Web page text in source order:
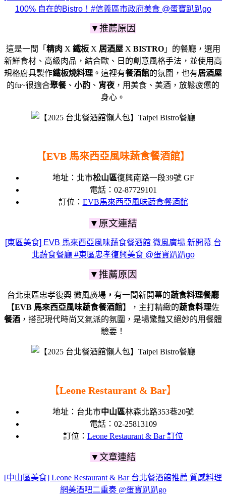
100% 自在的Bistro！#信義區市政府美食 @蛋寶趴趴go
▼推薦原因
這是一間 「 精肉 X 鐵板X 居酒屋X BISTRO」的餐廳， 選用
新鮮食材、高級肉品，結合歐、日的創意風格手法， 並使用高
規格廚具製作鐵板燒料理 。 這裡有餐酒館的氛圍，也有居酒屋
的fu~很適合聚餐、 小酌 、 宵夜 ， 用美食、美酒，放鬆疲憊的
身心。
【EVB 馬來西亞風味蔬食餐酒館】
地址： 北市松山區復興南路一段39號 GF
電話： 02-87729101
訂位： EVB馬來西亞風味蔬食餐酒館
▼原文連結
[東區美食] EVB 馬來西亞風味蔬食餐酒館 微風廣場 新開幕 台
北蔬食餐廳 #東區忠孝復興美食 @蛋寶趴趴go
▼推薦原因
台北東區忠孝復興 微風廣場 ， 有一間新開幕的蔬食料理餐廳
【EVB 馬來西亞風味蔬食餐酒館】， 主打精緻的蔬食料理佐
餐酒 ，搭配現代時尚又氣派的氛圍 ，是場驚豔又絕妙的用餐體
驗要！
【Leone Restaurant & Bar】
地址： 台北市中山區林森北路353巷20號
電話： 02-25813109
訂位： Leone Restaurant & Bar 訂位
▼文章連結
[中山區美食] Leone Restaurant & Bar 台北餐酒館推薦 質感料理
網美酒吧二重奏 @蛋寶趴趴go